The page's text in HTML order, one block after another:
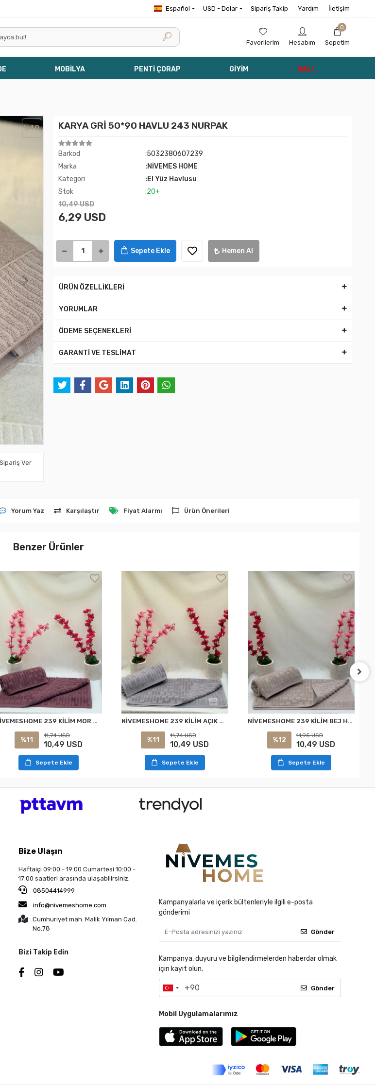
Español USD - Dolar Sipariş Takip Yardım İletişim
Favorilerim Hesabım
0
Sepetim
MOBİLYA PENTİ ÇORAP GİYİM HALI
%40
Ver
KARYA GRİ 50*90 HAVLU 243 NURPAK
Barkod
:5032380607239
Marka
:NİVEMES HOME
Kategori
:El Yüz Havlusu
Stok
:20+
10,49 USD
6,29 USD
Sepete Ekle Hemen Al
ÜRÜN ÖZELLİKLERİ
YORUMLAR
ÖDEME SEÇENEKLERİ
GARANTİ VE TESLİMAT
Yorum Yaz Karşılaştır Fiyat Alarmı Ürün Önerileri
Benzer Ürünler
NİVEMESHOME 239 KİLİM MOR HAVLU NURPAK
%11
11,74 USD
10,49 USD
Sepete Ekle
NİVEMESHOME 239 KİLİM AÇIK GRİ HAVLU NURPAK
%11
11,74 USD
10,49 USD
Sepete Ekle
NİVEMESHOME 239 KİLİM BEJ HAVLU NURPAK
%12
11,95 USD
10,49 USD
Sepete Ekle
Bize Ulaşın
Haftaiçi 09:00 - 19:00 Cumartesi 10:00 -
17:00 saatleri arasında ulaşabilirsiniz.
08504414999
info@nivemeshome.com
Cumhuriyet mah. Malik Yılman Cad.
No:78
Bizi Takip Edin
Kampanyalarla ve içerik bültenleriyle ilgili e-posta
gönderimi
Gönder
Kampanya, duyuru ve bilgilendirmelerden haberdar olmak
için kayıt olun.
Gönder
Mobil Uygulamalarımız